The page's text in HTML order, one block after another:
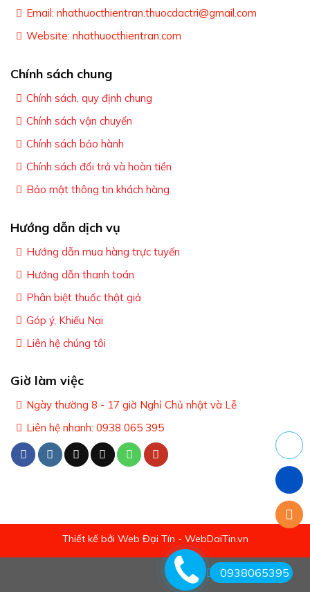
Email: nhathuocthientran.thuocdactri@gmail.com
Website: nhathuocthientran.com
Chính sách chung
Chính sách, quy định chung
Chính sách vận chuyển
Chính sách bảo hành
Chính sách đổi trả và hoàn tiền
Bảo mật thông tin khách hàng
Hướng dẫn dịch vụ
Hướng dẫn mua hàng trực tuyến
Hướng dẫn thanh toán
Phân biệt thuốc thật giả
Góp ý, Khiếu Nại
Liên hệ chúng tôi
Giờ làm việc
Ngày thường 8 - 17 giờ Nghỉ Chủ nhật và Lễ
Liên hệ nhanh: 0938 065 395
Thiết kế bởi Web Đại Tín - WebDaiTin.vn
0938065395